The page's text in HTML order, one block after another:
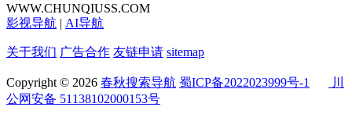
WWW.CHUNQIUSS.COM
影视导航 | AI导航
关于我们 广告合作 友链申请 sitemap
Copyright © 2026 春秋搜索导航 蜀ICP备2022023999号-1
川
公网安备 51138102000153号